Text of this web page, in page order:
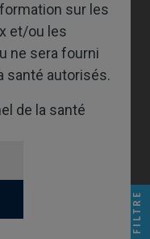
sur les
et/ou les
ne sera fourni
santé autorisés.
de la santé
FILTRE